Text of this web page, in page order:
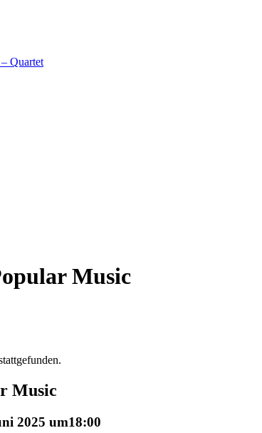
Quartet
Music
Music
2025 um18:00